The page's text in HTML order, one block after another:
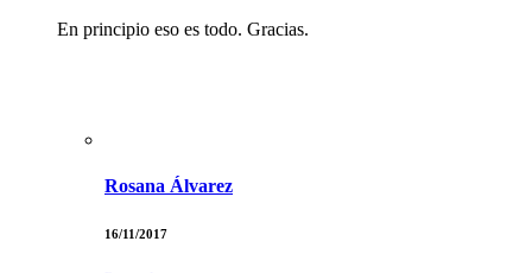
En principio eso es todo. Gracias.
Rosana Álvarez
16/11/2017